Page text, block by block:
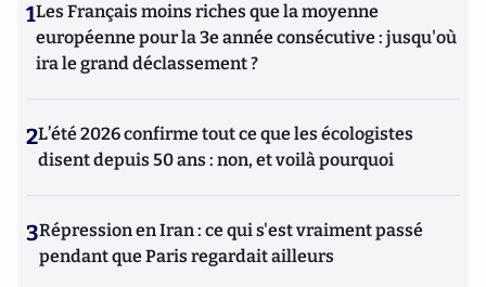
1Les Français moins riches que la moyenne
européenne pour la 3e année consécutive : jusqu'où
ira le grand déclassement ?
2L’été 2026 confirme tout ce que les écologistes
disent depuis 50 ans : non, et voilà pourquoi
3Répression en Iran : ce qui s'est vraiment passé
pendant que Paris regardait ailleurs